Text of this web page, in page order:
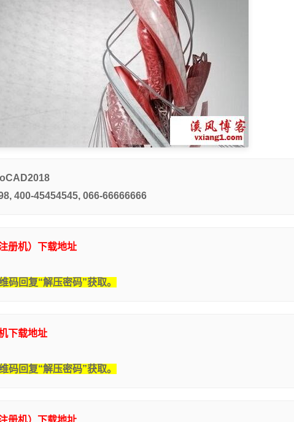
400-45454545, 066-66666666
册机）下载地址
码回复“解压密码”获取。
下载地址
码回复“解压密码”获取。
册机）下载地址